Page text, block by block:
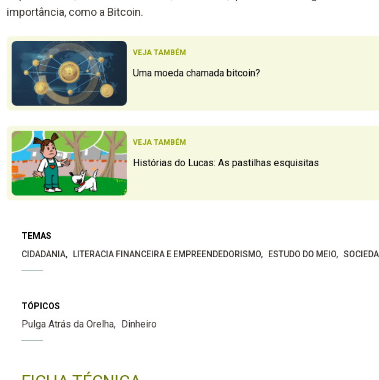
importância, como a Bitcoin.
VEJA TAMBÉM
Uma moeda chamada bitcoin?
VEJA TAMBÉM
Histórias do Lucas: As pastilhas esquisitas
TEMAS
CIDADANIA
LITERACIA FINANCEIRA E EMPREENDEDORISMO ESTUDO DO MEIO
TÓPICOS
Pulga Atrás da Orelha Dinheiro